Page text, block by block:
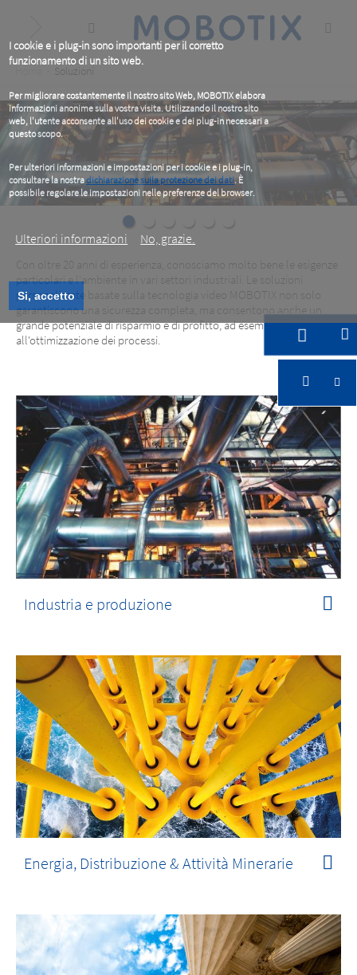
I cookie e i plug-in sono importanti per il corretto
funzionamento di un sito web.
Per migliorare costantemente il nostro sito Web, MOBOTIX elabora
informazioni anonime sulla vostra visita. Utilizzando il nostro sito
web, l'utente acconsente all'uso dei cookie e dei plug-in necessari a
questo scopo.
Per ulteriori informazioni e impostazioni per i cookie e i plug-in,
consultare la nostradichiarazione sulla protezione dei dati. È
possibile regolare le impostazioni nelle preferenze del browser.
Ulteriori informazioni
No, grazie.
Si, accetto
content
Breadcrumb
Soluzioni
Industria e produzione
La tecnologia video intelligente protegge la vostra
azienda e migliora i processi
La tecnologia video intelligente protegge la
vostra azienda e migliora i processi
Con oltre 20 anni di esperienza, conosciamo molto bene le esigenze
particolari e l'ambiente in vari settori industriali. Le soluzioni
personalizzate basate sulla tecnologia video MOBOTIX non solo
garantiscono una sicurezza completa, ma consentono anche un
grande potenziale di risparmio e di profitto, ad esempio grazie
all'ottimizzazione dei processi.
Industria e produzione
Energia, Distribuzione & Attività Minerarie